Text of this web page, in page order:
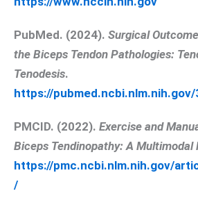
PubMed. (2024). Surgical
the Biceps Tendon Pathologies:
Tenodesis.
https://
PMCID. (2022). Exercise and
Biceps Tendinopathy: A Multimodal
https://pmc.ncbi.nlm.nih.gov/
/